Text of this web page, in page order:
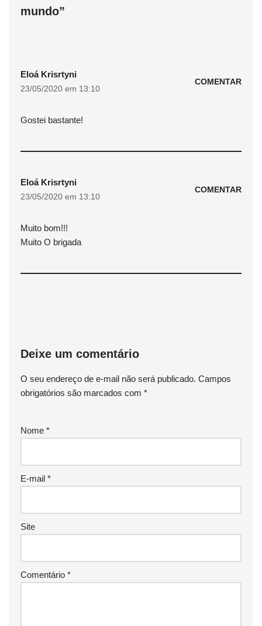
mundo”
Eloá Krisrtyni
23/05/2020 em 13:10
COMENTAR
Gostei bastante!
Eloá Krisrtyni
23/05/2020 em 13:10
COMENTAR
Muito bom!!!
Muito O brigada
Deixe um comentário
O seu endereço de e-mail não será publicado. Campos
obrigatórios são marcados com *
Nome *
E-mail *
Site
Comentário *